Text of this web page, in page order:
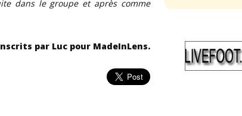
dans le groupe et après comme
par Luc pour MadeInLens.